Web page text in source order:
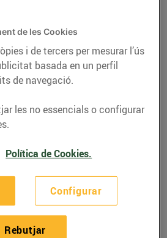
és un acte molt
la gerent de l'Esclat del
la seva experiència com
de les Cookies
i de tercers per mesurar l’ús
basada en un perfil
de navegació.
les no essencials o configurar
Política de Cookies.
Configurar
Rebutjar